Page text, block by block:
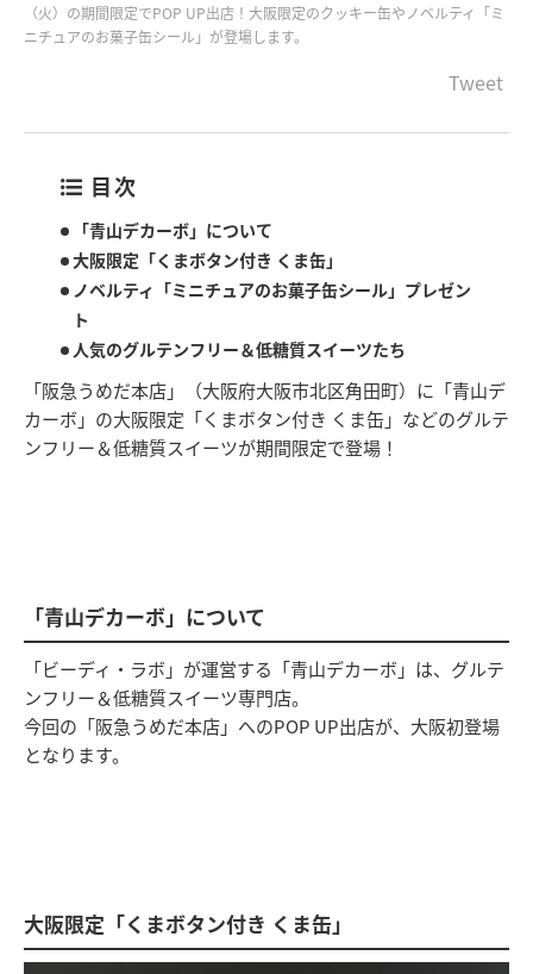
（火）の期間限定でPOP UP出店！大阪限定のクッキー缶やノベルティ「ミ
ニチュアのお菓子缶シール」が登場します。
Tweet
目次
「青山デカーボ」について
大阪限定「くまボタン付き くま缶」
ノベルティ「ミニチュアのお菓子缶シール」プレゼン
ト
人気のグルテンフリー＆低糖質スイーツたち
「阪急うめだ本店」（大阪府大阪市北区角田町）に「青山デ
カーボ」の大阪限定「くまボタン付き くま缶」などのグルテ
ンフリー＆低糖質スイーツが期間限定で登場！
「青山デカーボ」について
「ビーディ・ラボ」が運営する「青山デカーボ」は、グルテ
ンフリー＆低糖質スイーツ専門店。
今回の「阪急うめだ本店」へのPOP UP出店が、大阪初登場
となります。
大阪限定「くまボタン付き くま缶」